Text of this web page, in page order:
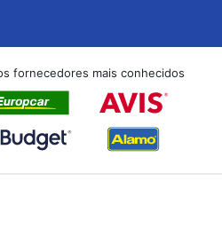
fornecedores mais conhecidos